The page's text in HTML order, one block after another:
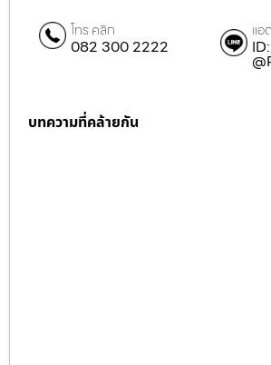
โทร คลิก
082 300 2222
แอ
ID:
บทความที่คล้ายกัน